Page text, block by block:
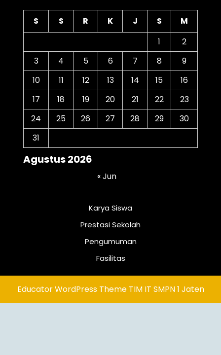
Agustus 2026
S S R K J S
M
1
2
3
4 5 6 7 8
9
10
11 12 13 14 15
16
17
18 19 20 21 22
23
24
25 26 27 28 29
30
31
« Jun
Karya Siswa
Prestasi Sekolah
Pengumuman
Fasilitas
Educator WordPress ThemeTIM IT SMPN 1 Jaten